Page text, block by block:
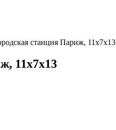
станция Париж, 11x7x13
11x7x13